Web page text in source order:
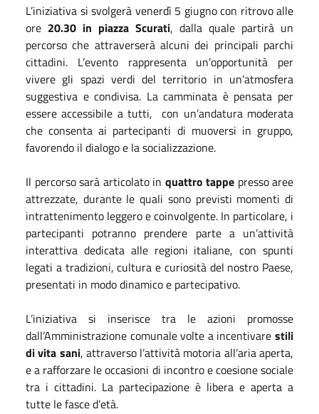
L’iniziativa si svolgerà venerdì 5 giugno con ritrovo alle
ore 20.30 in piazza Scurati, dalla quale partirà un
percorso che attraverserà alcuni dei principali parchi
cittadini. L’evento rappresenta un’opportunità per
vivere gli spazi verdi del territorio in un’atmosfera
suggestiva e condivisa. La camminata è pensata per
essere accessibile a tutti, con un’andatura moderata
che consenta ai partecipanti di muoversi in gruppo,
favorendo il dialogo e la socializzazione.
Il percorso sarà articolato in quattro tappe presso aree
attrezzate, durante le quali sono previsti momenti di
intrattenimento leggero e coinvolgente. In particolare, i
partecipanti potranno prendere parte a un’attività
interattiva dedicata alle regioni italiane, con spunti
legati a tradizioni, cultura e curiosità del nostro Paese,
presentati in modo dinamico e partecipativo.
L’iniziativa si inserisce tra le azioni promosse
dall’Amministrazione comunale volte a incentivare stili
di vita sani, attraverso l’attività motoria all’aria aperta,
e a rafforzare le occasioni di incontro e coesione sociale
tra i cittadini. La partecipazione è libera e aperta a
tutte le fasce d’età.